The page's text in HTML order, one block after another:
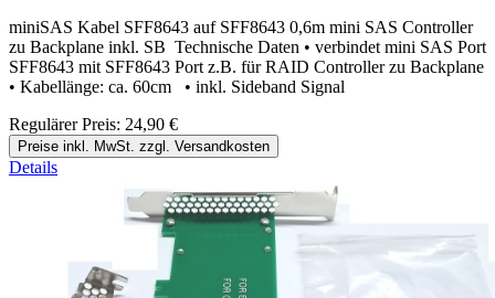
miniSAS Kabel SFF8643 auf SFF8643 0,6m mini SAS Controller
zu Backplane inkl. SB Technische Daten • verbindet mini SAS Port
SFF8643 mit SFF8643 Port z.B. für RAID Controller zu Backplane
• Kabellänge: ca. 60cm • inkl. Sideband Signal
Regulärer Preis: 24,90 €
Preise inkl. MwSt. zzgl. Versandkosten
Details